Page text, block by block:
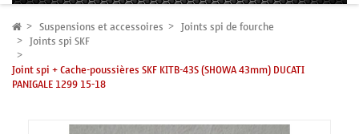
Suspensions et accessoires Joints spi de fourche
Joints spi SKF
Joint spi + Cache-poussières SKF KITB-43S (SHOWA 43mm) DUCATI
PANIGALE 1299 15-18